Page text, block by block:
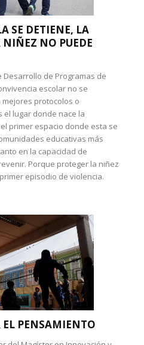
SE DETIENE, LA
NIÑEZ NO PUEDE
Desarrollo de Programas de
escolar no se
protocolos o
el lugar donde nace la
primer espacio donde esta se
educativas más
en la capacidad de
Porque proteger la niñez
episodio de violencia.
EL PENSAMIENTO